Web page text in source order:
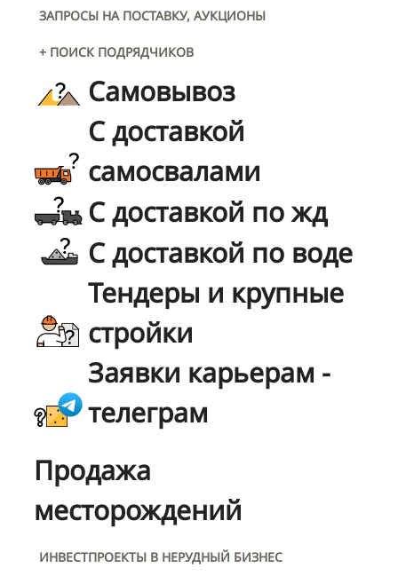
ЗАПРОСЫ НА ПОСТАВКУ, АУКЦИОНЫ
+ ПОИСК ПОДРЯДЧИКОВ
Самовывоз
С доставкой
самосвалами
С доставкой по жд
С доставкой по воде
Тендеры и крупные
стройки
Заявки карьерам -
телеграм
Продажа
месторождений
ИНВЕСТПРОЕКТЫ В НЕРУДНЫЙ БИЗНЕС